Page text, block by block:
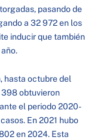
pasando de
a 32 972 en los
inducir que también
hasta octubre del
obtuvieron
el periodo 2020-
En 2021 hubo
en 2024. Esta